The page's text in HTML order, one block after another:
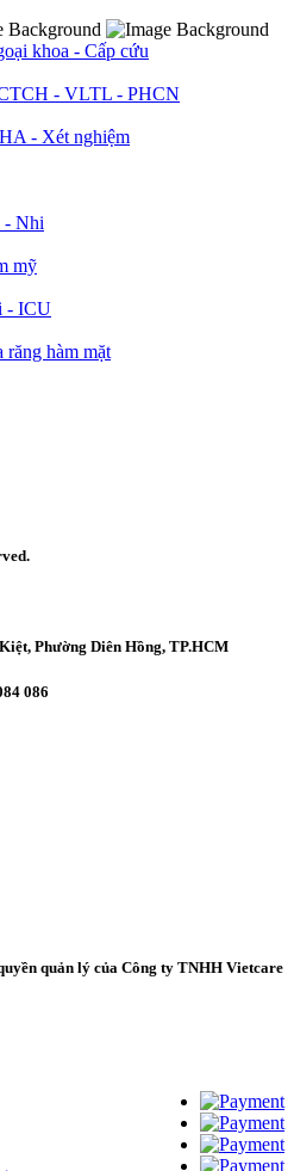
Phường Diên Hồng, TP.HCM
086
quản lý của Công ty TNHH Vietcare